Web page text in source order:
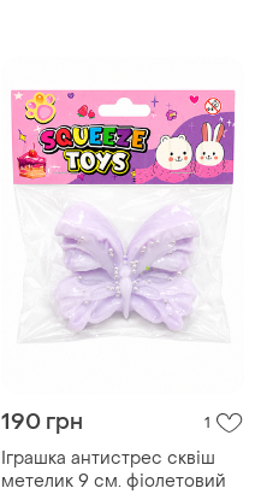
190 грн 1
Іграшка антистрес сквіш
метелик 9 см. фіолетовий